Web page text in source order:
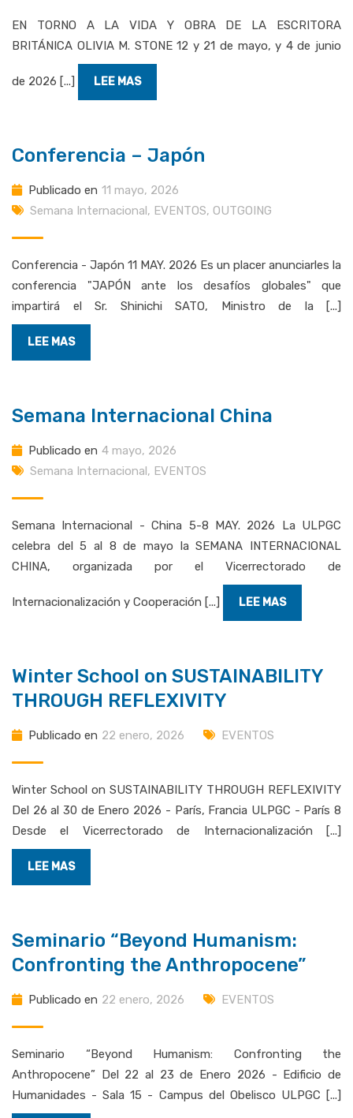
EN TORNO A LA VIDA Y OBRA DE LA ESCRITORA
BRITÁNICA OLIVIA M. STONE 12 y 21 de mayo, y 4 de junio
de 2026 [...] LEE MAS
Conferencia – Japón
Publicado en 11 mayo, 2026
Semana Internacional, EVENTOS, OUTGOING
Conferencia - Japón 11 MAY. 2026 Es un placer anunciarles la
conferencia "JAPÓN ante los desafíos globales" que
impartirá el Sr. Shinichi SATO, Ministro de la [...]
LEE MAS
Semana Internacional China
Publicado en 4 mayo, 2026
Semana Internacional, EVENTOS
Semana Internacional - China 5-8 MAY. 2026 La ULPGC
celebra del 5 al 8 de mayo la SEMANA INTERNACIONAL
CHINA, organizada por el Vicerrectorado de
Internacionalización y Cooperación [...] LEE MAS
Winter School on SUSTAINABILITY
THROUGH REFLEXIVITY
Publicado en 22 enero, 2026 EVENTOS
Winter School on SUSTAINABILITY THROUGH REFLEXIVITY
Del 26 al 30 de Enero 2026 - París, Francia ULPGC - París 8
Desde el Vicerrectorado de Internacionalización [...]
LEE MAS
Seminario “Beyond Humanism:
Confronting the Anthropocene”
Publicado en 22 enero, 2026 EVENTOS
Seminario “Beyond Humanism: Confronting the
Anthropocene” Del 22 al 23 de Enero 2026 - Edificio de
Humanidades - Sala 15 - Campus del Obelisco ULPGC [...]